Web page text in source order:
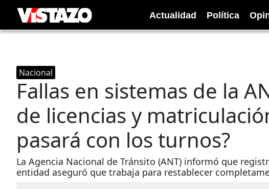
Actualidad Política
Nacional
Fallas en sistemas de la
de licencias y
pasará con los turnos?
La Agencia Nacional de Tránsito (ANT) informó que
entidad aseguró que trabaja para restablecer